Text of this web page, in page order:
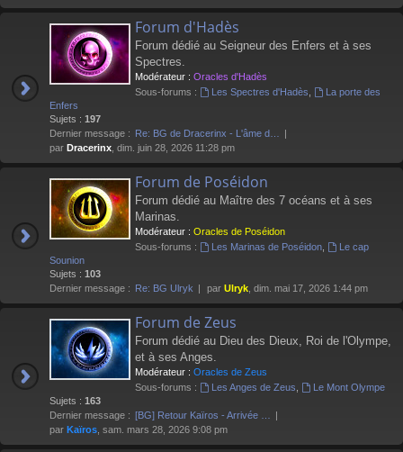
Forum d'Hadès
Forum dédié au Seigneur des Enfers et à ses
Spectres.
Modérateur : Oracles d'Hadès
Sous-forums :
Les Spectres d'Hadès
La porte des
Enfers
Sujets : 197
Dernier message : Re: BG de Dracerinx - L'âme d…
par Dracerinx , dim. juin 28, 2026 11:28 pm
Forum de Poséidon
Forum dédié au Maître des 7 océans et à ses
Marinas.
Modérateur : Oracles de Poséidon
Sous-forums :
Les Marinas de Poséidon,
Le cap
Sounion
Sujets : 103
Dernier message : Re: BG Ulryk par Ulryk , dim. mai 17, 2026 1:44 pm
Forum de Zeus
Forum dédié au Dieu des Dieux, Roi de l'Olympe,
et à ses Anges.
Modérateur : Oracles de Zeus
Sous-forums :
Les Anges de Zeus
Le Mont Olympe
Sujets : 163
Dernier message : [BG] Retour Kaïros - Arrivée …
par Kaïros , sam. mars 28, 2026 9:08 pm